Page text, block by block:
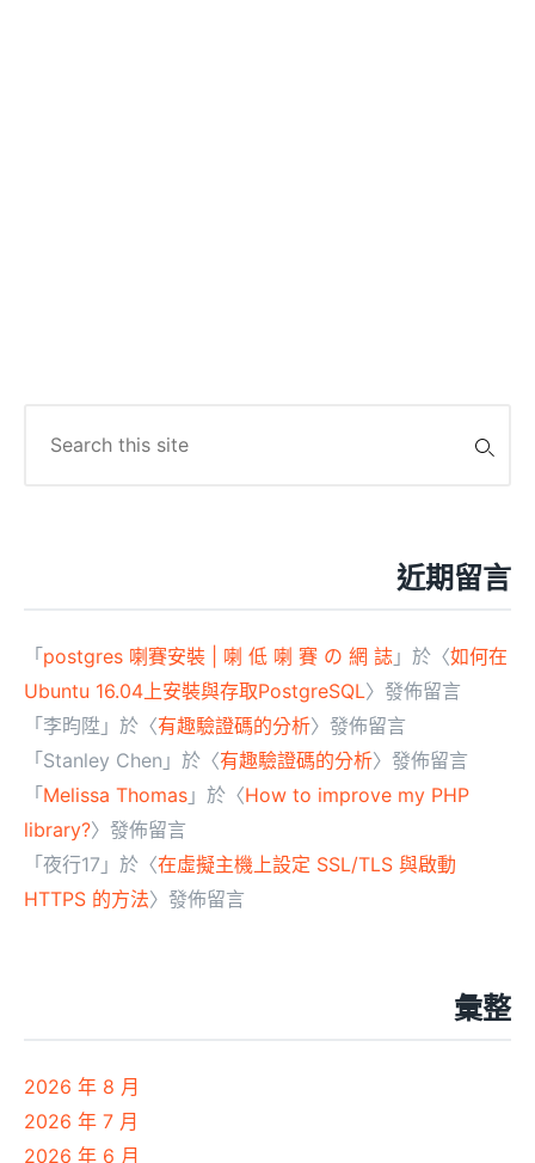
for:
近期留言
「 postgres 喇賽安裝 | 喇 低 喇 賽 の 網 誌 」於〈如何在
Ubuntu 16.04上安裝與存取PostgreSQL〉發佈留言
「 李昀陞 」於〈有趣驗證碼的分析〉發佈留言
「 Stanley Chen 」於〈有趣驗證碼的分析〉發佈留言
「 Melissa Thomas 」於〈How to improve my PHP
library?〉發佈留言
「 夜行17 」於〈在虛擬主機上設定 SSL/TLS 與啟動
HTTPS 的方法〉發佈留言
彙整
2026 年 8 月
2026 年 7 月
2026 年 6 月